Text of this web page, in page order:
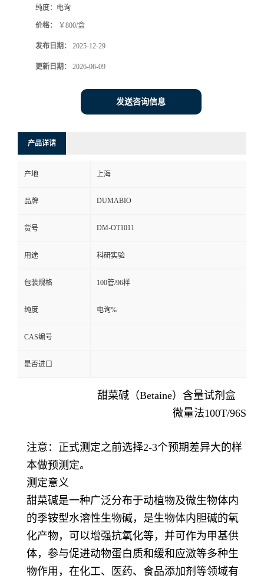
式
在
线
留
纯度： 电询
价格： ￥800/盒
发布日期： 2025-12-29
更新日期： 2026-06-09
发送咨询信息
产品详请
产地 上海
品牌 DUMABIO
货号 DM-OT1011
用途 科研实验
包装规格 100管/96样
纯度 电询%
CAS编号
是否进口
甜菜碱（Betaine）含量试剂盒
微量法100T/96S
注意：正式测定之前选择2-3个预期差异大的样
本做预测定。
测定意义
甜菜碱是一种广泛分布于动植物及微生物体内
的季铵型水溶性生物碱，是生物体内胆碱的氧
化产物，可以增强抗氧化等，并可作为甲基供
体，参与促进动物蛋白质和缓和应激等多种生
物作用，在化工、医药、食品添加剂等领域有